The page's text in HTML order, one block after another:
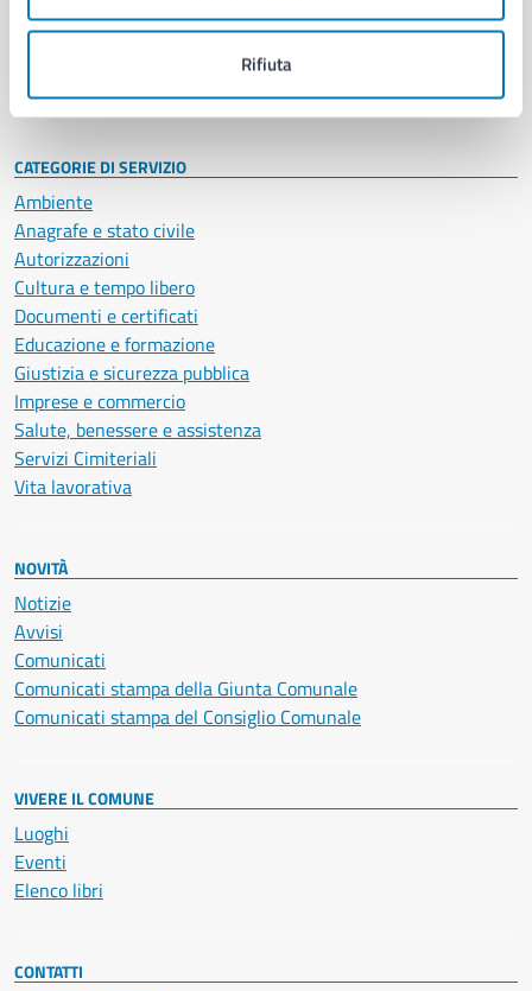
Rifiuta
Personale amministrativo
CATEGORIE DI SERVIZIO
Ambiente
Anagrafe e stato civile
Autorizzazioni
Cultura e tempo libero
Documenti e certificati
Educazione e formazione
Giustizia e sicurezza pubblica
Imprese e commercio
Salute, benessere e assistenza
Servizi Cimiteriali
Vita lavorativa
NOVITÀ
Notizie
Avvisi
Comunicati
Comunicati stampa della Giunta Comunale
Comunicati stampa del Consiglio Comunale
VIVERE IL COMUNE
Luoghi
Eventi
Elenco libri
CONTATTI